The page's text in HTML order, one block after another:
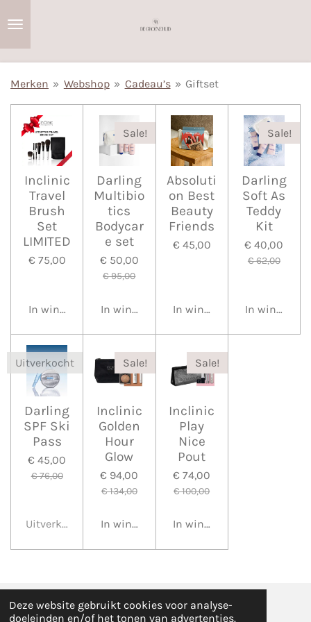
Deze website gebruikt cookies voor analyse-
doeleinden en/of het tonen van advertenties.
hoofdinhoud
Merken » Webshop » Cadeau’s » Giftset
Inclinic
Travel
Brush
Set
LIMITED
€ 75,00
In winkelwagen
Sale!
Darling
Multibio
tics
Bodycar
e set
€ 50,00
€ 95,00
In winkelwagen
Absoluti
on Best
Beauty
Friends
€ 45,00
In winkelwagen
Sale!
Darling
Soft As
Teddy
Kit
€ 40,00
€ 62,00
In
Uitverkocht
Darling
SPF Ski
Pass
€ 45,00
€ 76,00
Uitverkocht
Sale!
Inclinic
Golden
Hour
Glow
€ 94,00
€ 134,00
In winkelwagen
Sale!
Inclinic
Play
Nice
Pout
€ 74,00
€ 100,00
In winkelwagen
2019 Degroenehuid